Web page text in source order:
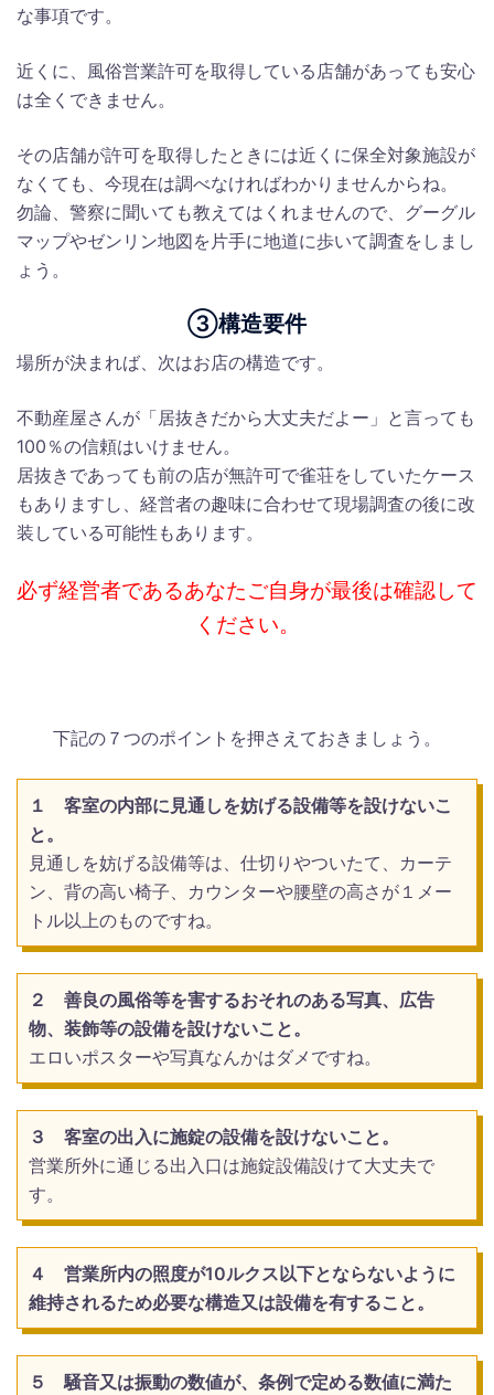
な事項です。
近くに、風俗営業許可を取得している店舗があっても安心
は全くできません。
その店舗が許可を取得したときには近くに保全対象施設が
なくても、今現在は調べなければわかりませんからね。
勿論、警察に聞いても教えてはくれませんので、グーグル
マップやゼンリン地図を片手に地道に歩いて調査をしまし
ょう。
③構造要件
場所が決まれば、次はお店の構造です。
不動産屋さんが「居抜きだから大丈夫だよー」と言っても
100％の信頼はいけません。
居抜きであっても前の店が無許可で雀荘をしていたケース
もありますし、経営者の趣味に合わせて現場調査の後に改
装している可能性もあります。
必ず経営者であるあなたご自身が最後は確認して
ください。
下記の７つのポイントを押さえておきましょう。
１ 客室の内部に見通しを妨げる設備等を設けないこ
と。
見通しを妨げる設備等は、仕切りやついたて、カーテ
ン、背の高い椅子、カウンターや腰壁の高さが１メー
トル以上のものですね。
２ 善良の風俗等を害するおそれのある写真、広告
物、装飾等の設備を設けないこと。
エロいポスターや写真なんかはダメですね。
３ 客室の出入に施錠の設備を設けないこと。
営業所外に通じる出入口は施錠設備設けて大丈夫で
す。
４ 営業所内の照度が10ルクス以下とならないように
維持されるため必要な構造又は設備を有すること。
５ 騒音又は振動の数値が、条例で定める数値に満た